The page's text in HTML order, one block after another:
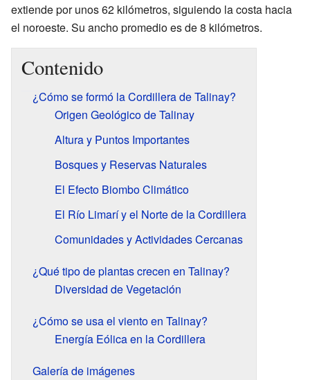
extiende por unos 62 kilómetros, siguiendo la costa hacia
el noroeste. Su ancho promedio es de 8 kilómetros.
Contenido
¿Cómo se formó la Cordillera de Talinay?
Origen Geológico de Talinay
Altura y Puntos Importantes
Bosques y Reservas Naturales
El Efecto Biombo Climático
El Río Limarí y el Norte de la Cordillera
Comunidades y Actividades Cercanas
¿Qué tipo de plantas crecen en Talinay?
Diversidad de Vegetación
¿Cómo se usa el viento en Talinay?
Energía Eólica en la Cordillera
Galería de imágenes